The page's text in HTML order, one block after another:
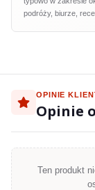
podróży, biurze,
OPINIE
Opinie
Ten produkt